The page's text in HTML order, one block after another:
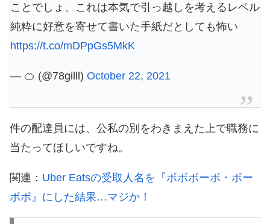
ことでしょ、これは本気で引っ越しを考えるレベル
純粋に好意を寄せて書いた手紙だとしても怖い
https://t.co/mDPpGs5MkK
— 🍊 (@78gilll) October 22, 2021
件の配達員には、公私の別をわきまえた上で職務に
当たってほしいですね。
関連： Uber Eatsの受取人名を『ボボボーボ・ボー
ボボ』にした結果…マジか！